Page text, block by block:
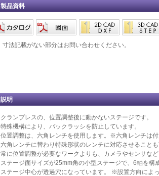
製品資料
寸法記載がない部分はお問い合わせください。
説明
クランプレスの、位置調整後に動かないステージです。
特殊機構により、バックラッシを防止しています。
位置調整は、六角レンチを使用します。※六角レンチは
六角レンチに替わり特殊形状のレンチに対応させることも
常に位置調整が必要なワークよりも、カメラやセンサな
ステージ面サイズが25mm角の小型ステージで、6軸を構
ステージ中心が透過穴になっています。 ※設置方向によ